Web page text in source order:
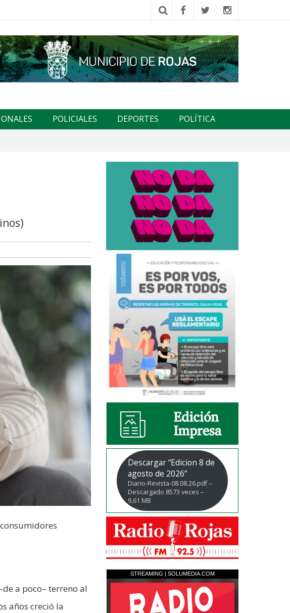
POLICIALES DEPORTES POLÍTICA
a poco– terreno al
años creció la
Descargar “Edicion 8 de
agosto de 2026”
Diario-Revista-08.08.26.pdf –
Descargado 8573 veces –
9,61 MB